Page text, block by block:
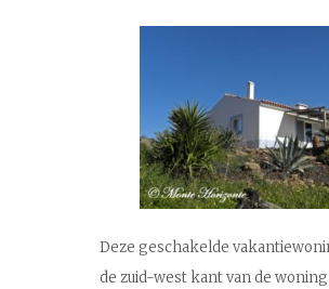
Deze geschakelde
de zuid-west kant van de